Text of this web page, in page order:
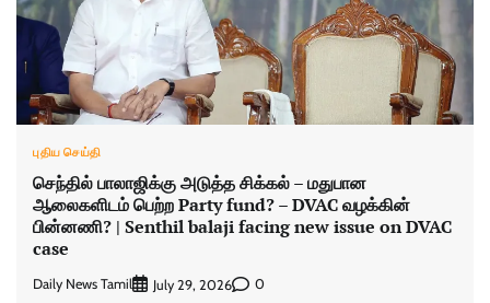
புதிய செய்தி
செந்தில் பாலாஜிக்கு அடுத்த சிக்கல் – மதுபான
ஆலைகளிடம் பெற்ற Party fund? – DVAC வழக்கின்
பின்னணி? | Senthil balaji facing new issue on DVAC
case
Daily News Tamil July 29, 2026 0